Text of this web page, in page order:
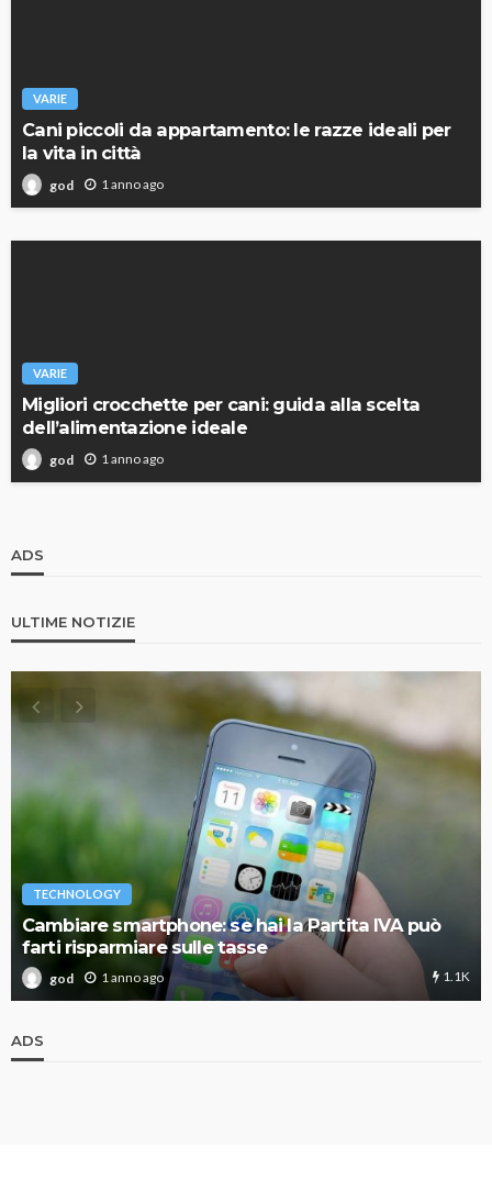
VARIE
Cani piccoli da appartamento: le razze ideali per
la vita in città
god 1 anno ago
VARIE
Migliori crocchette per cani: guida alla scelta
dell’alimentazione ideale
god 1 anno ago
ADS
ULTIME NOTIZIE
TECHNOLOGY
Cambiare smartphone: se hai la Partita IVA può
farti risparmiare sulle tasse
god 1 anno ago 1.1K
ADS